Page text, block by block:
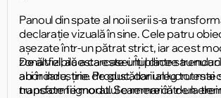
Panoul din spate al noii serii s-a
declarație vizuală în sine. Cele patru
așezate într-un pătrat strict, iar acest
zonă vizibilă a carcasei. Îți place sau nu
abordare, ține de gust, dar un lucru este
nu poate fi ignorat. Se remarcă de la
De altfel, acesta este unul dintre
ani în industrie. Producătorii aleg tot mai
transforme modulul camerei într-un